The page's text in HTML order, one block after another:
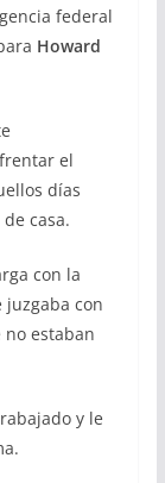
federal
Howard
el
días
casa.
con la
con
estaban
y le